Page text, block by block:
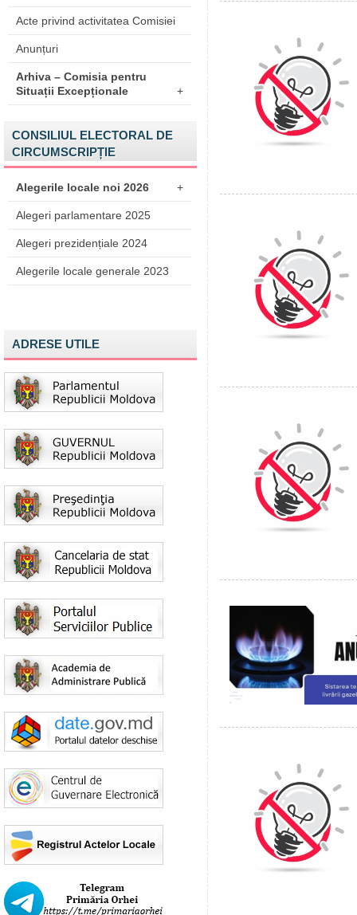
Acte privind activitatea Comisiei
Anunțuri
Arhiva – Comisia pentru
Situații Excepționale
+
CONSILIUL ELECTORAL DE
CIRCUMSCRIPȚIE
Alegerile locale noi 2026 +
Alegeri parlamentare 2025
Alegeri prezidențiale 2024
Alegerile locale generale 2023
ADRESE UTILE